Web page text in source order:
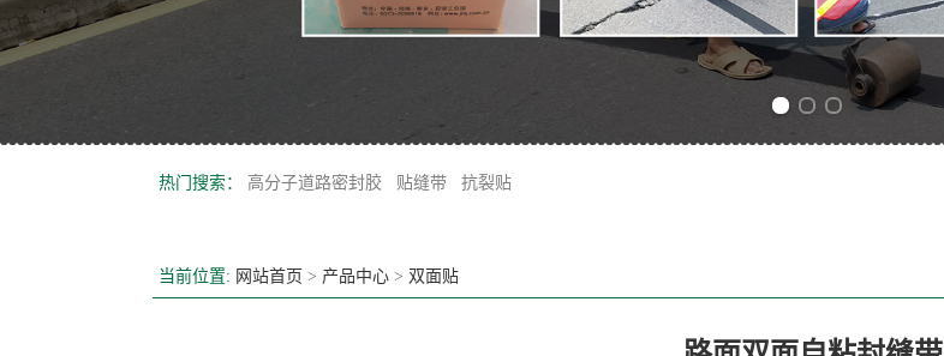
热门搜索： 高分子道路密封胶 贴缝带 抗裂贴
当前位置: 网站首页 > 产品中心 > 双面贴